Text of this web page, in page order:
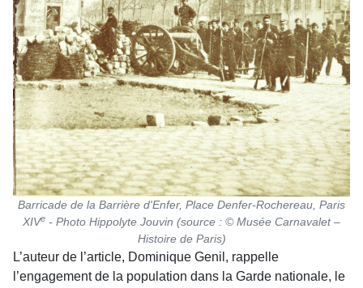
Barricade de la Barrière d'Enfer, Place Denfer-Rochereau, Paris
XIVe - Photo Hippolyte Jouvin (source : © Musée Carnavalet –
Histoire de Paris)
L’auteur de l’article, Dominique Genil, rappelle
l’engagement de la population dans la Garde nationale, le